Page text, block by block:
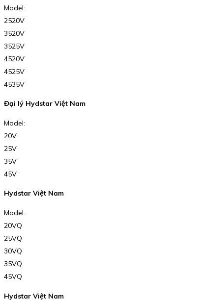
Model:
2520V
3520V
3525V
4520V
4525V
4535V
Đại lý Hydstar Việt Nam
Model:
20V
25V
35V
45V
Hydstar Việt Nam
Model:
20VQ
25VQ
30VQ
35VQ
45VQ
Hydstar Việt Nam